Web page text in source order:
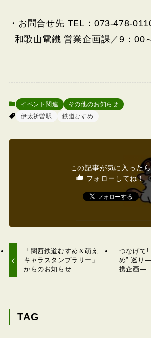
・お問合せ先 TEL：073-478-
和歌山電鐵 営業企画課／9：00
イベント関連
その他のお知らせ
伊太祈曽駅
鉄道むすめ
この記事が気に入ったら
フォローしてね！
「関西鉄道むすめ＆萌え
キャラスタンプラリー」
からのお知らせ
つなげて!
め” 巡り
携企画―
TAG